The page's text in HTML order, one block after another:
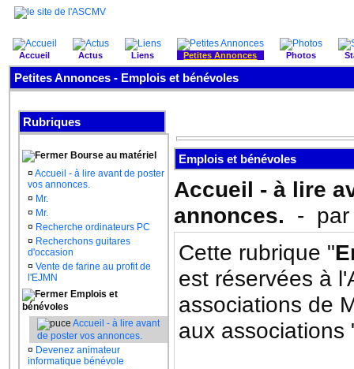
Accueil Actus Liens Petites Annonces Photos
Petites Annonces - Emplois et bénévoles
Rubriques
Bourse au matériel
¤ Accueil - à lire avant de poster
vos annonces.
¤ Mr.
¤ Mr.
¤ Recherche ordinateurs PC
¤ Recherchons guitares
d'occasion
¤ Vente de farine au profit de
l'EJMN
Emplois et
bénévoles
Accueil - à lire avant
de poster vos annonces.
¤ Devenez animateur
informatique bénévole
Emplois et bénévoles
Accueil - à lire
annonces. -
Cette rubrique "
est réservées à
associations de
aux associations